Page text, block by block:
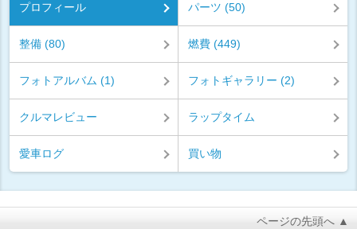
プロフィール パーツ (50)
整備 (80) 燃費 (449)
フォトアルバム (1) フォトギャラリー (2)
クルマレビュー ラップタイム
愛車ログ 買い物
ページの先頭へ ▲